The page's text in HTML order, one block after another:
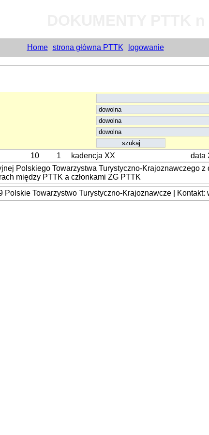
Home strona główna PTTK logowanie
10 1 kadencja XX data
Polskiego Towarzystwa Turystyczno-Krajoznawczego
między PTTK a członkami ZG PTTK
Polskie Towarzystwo Turystyczno-Krajoznawcze | Kontakt: